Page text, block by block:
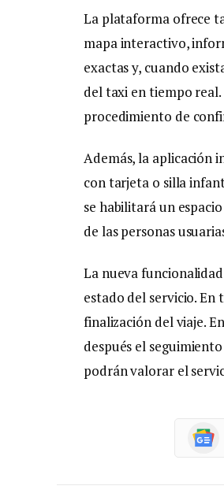
La plataforma ofrece
mapa interactivo,
exactas y, cuando
del taxi en tiempo
procedimiento de
Además, la aplicación
con tarjeta o silla
se habilitará un
de las personas
La nueva
estado del servicio.
finalización del viaje.
después el
podrán valorar el